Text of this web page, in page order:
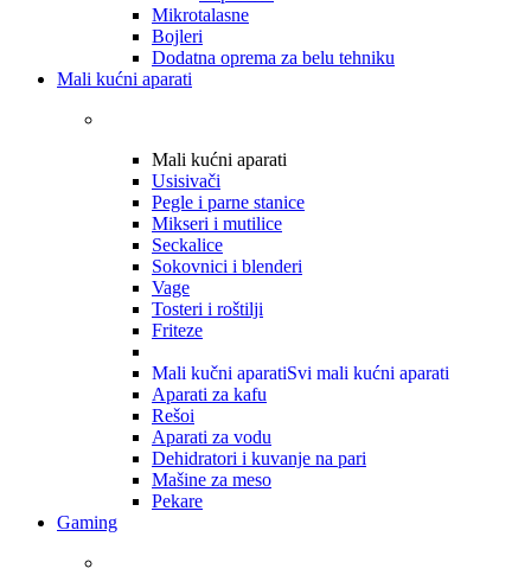
Mikrotalasne
Bojleri
Dodatna oprema za belu tehniku
Mali kućni aparati
Mali kućni aparati
Usisivači
Pegle i parne stanice
Mikseri i mutilice
Seckalice
Sokovnici i blenderi
Vage
Tosteri i roštilji
Friteze
Mali kučni aparatiSvi mali kućni aparati
Aparati za kafu
Rešoi
Aparati za vodu
Dehidratori i kuvanje na pari
Mašine za meso
Pekare
Gaming